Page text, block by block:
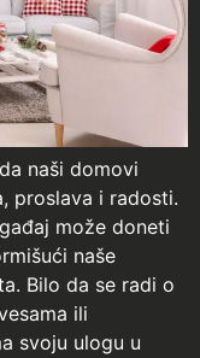
naši domovi
proslava i radosti.
može doneti
naše
Bilo da se radi o
ili
svoju ulogu u